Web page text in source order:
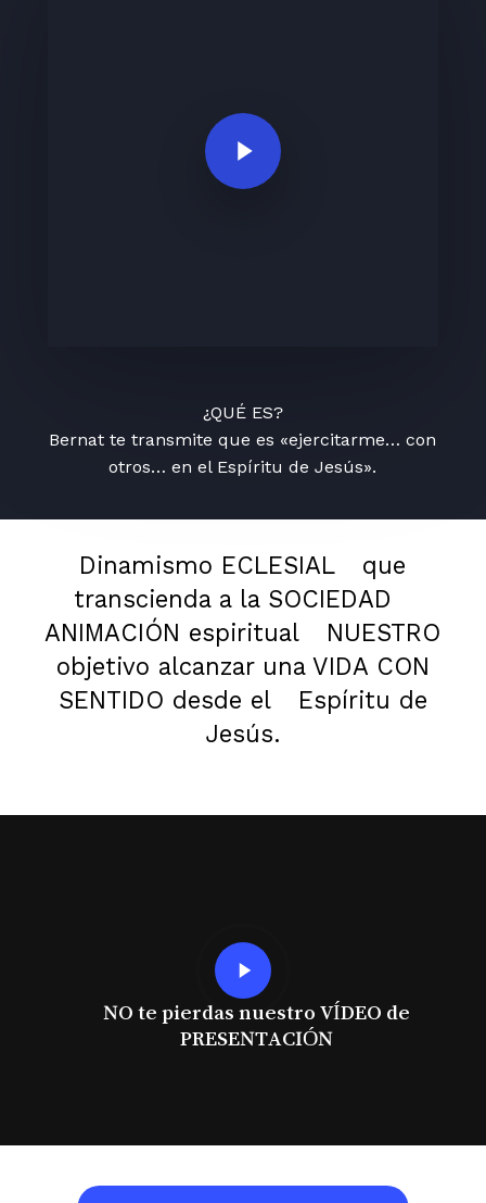
Play Video
¿QUÉ ES?
Bernat te transmite que es «ejercitarme… con
otros… en el Espíritu de Jesús».
Dinamismo ECLESIAL
que
transcienda a la SOCIEDAD
ANIMACIÓN espiritual
NUESTRO
objetivo alcanzar una VIDA CON
SENTIDO desde el
Espíritu de
Jesús.
Play
Video
NO te pierdas nuestro VÍDEO de
PRESENTACIÓN